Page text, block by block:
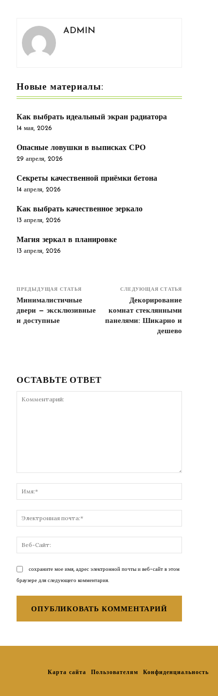
ADMIN
Новые материалы:
Как выбрать идеальный экран радиатора
14 мая, 2026
Опасные ловушки в выписках СРО
29 апреля, 2026
Секреты качественной приёмки бетона
14 апреля, 2026
Как выбрать качественное зеркало
13 апреля, 2026
Магия зеркал в планировке
13 апреля, 2026
ПРЕДЫДУЩАЯ СТАТЬЯ
Минималистичные
двери — эксклюзивные
и доступные
СЛЕДУЮЩАЯ СТАТЬЯ
Декорирование
комнат стеклянными
панелями: Шикарно и
дешево
ОСТАВЬТЕ ОТВЕТ
почта:*
Сайт:
сохраните мое имя, адрес электронной почты и веб-сайт в этом
браузере для следующего комментария.
Карта сайта Пользователям Конфиденциальность